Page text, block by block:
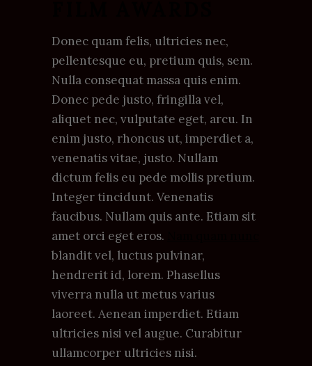
Donec quam felis, ultricies nec,
pellentesque eu, pretium quis, sem.
Nulla consequat massa quis enim.
Donec pede justo, fringilla vel,
aliquet nec, vulputate eget, arcu. In
enim justo, rhoncus ut, imperdiet a,
venenatis vitae, justo. Nullam
dictum felis eu pede mollis pretium.
Integer tincidunt. Venenatis
faucibus. Nullam quis ante. Etiam sit
amet orci eget eros.
blandit vel, luctus pulvinar,
hendrerit id, lorem. Phasellus
viverra nulla ut metus varius
laoreet. Aenean imperdiet. Etiam
ultricies nisi vel augue. Curabitur
ullamcorper ultricies nisi.